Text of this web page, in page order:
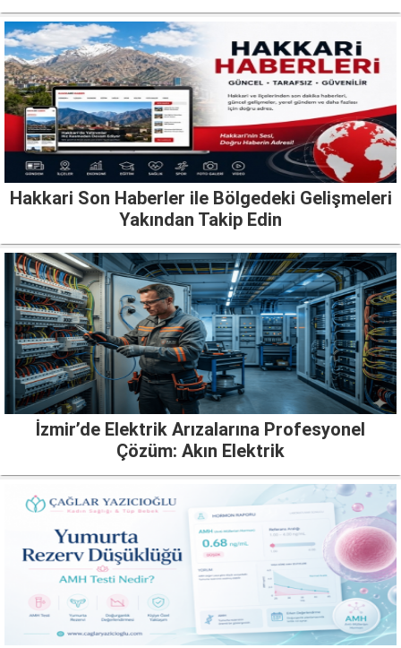
Hakkari Son Haberler ile Bölgedeki Gelişmeleri
Yakından Takip Edin
İzmir’de Elektrik Arızalarına Profesyonel
Çözüm: Akın Elektrik